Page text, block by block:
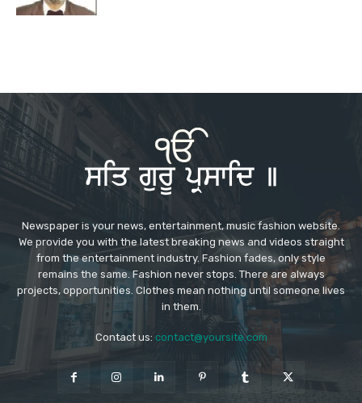
Newspaper is your news, entertainment, music fashion website.
We provide you with the latest breaking news and videos straight
from the entertainment industry. Fashion fades, only style
remains the same. Fashion never stops. There are always
projects, opportunities. Clothes mean nothing until someone lives
in them.
Contact us: contact@yoursite.com